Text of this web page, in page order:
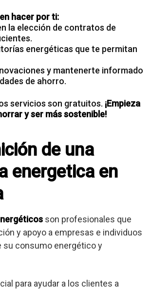
hacer por ti:
la elección de contratos de
energéticas que te permitan
y mantenerte informado
de ahorro.
servicios son gratuitos. ¡Empieza
y ser más sostenible!
de una
energetica en
son profesionales que
y apoyo a empresas e individuos
su consumo energético y
para ayudar a los clientes a